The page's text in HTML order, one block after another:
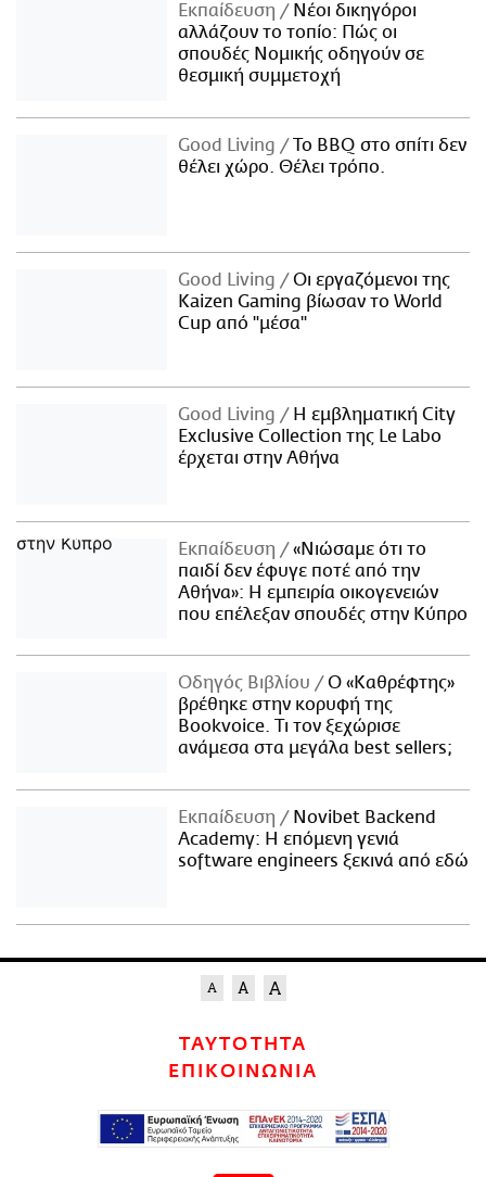
Εκπαίδευση
Νέοι δικηγόροι
αλλάζουν το τοπίο: Πώς οι
σπουδές Νομικής οδηγούν σε
θεσμική συμμετοχή
Good Living
Το BBQ στο σπίτι δεν
θέλει χώρο. Θέλει τρόπο.
Good Living
Οι εργαζόμενοι της
Kaizen Gaming βίωσαν το World
Cup από "μέσα"
Good Living
Η εμβληματική City
Exclusive Collection της Le Labo
έρχεται στην Αθήνα
Εκπαίδευση
«Νιώσαμε ότι το
παιδί δεν έφυγε ποτέ από την
Αθήνα»: Η εμπειρία οικογενειών
που επέλεξαν σπουδές στην Κύπρο
Οδηγός Βιβλίου
Ο «Καθρέφτης»
βρέθηκε στην κορυφή της
Bookvoice. Τι τον ξεχώρισε
ανάμεσα στα μεγάλα best sellers;
Εκπαίδευση
Novibet Backend
Academy: Η επόμενη γενιά
software engineers ξεκινά από εδώ
ΤΑΥΤΟΤΗΤΑ
ΕΠΙΚΟΙΝΩΝΙΑ